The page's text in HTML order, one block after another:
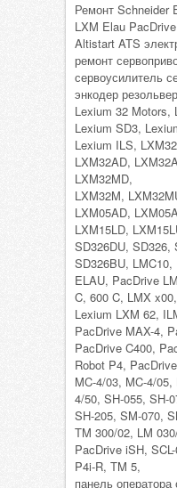
Ремонт Schneider
LXM Elau
Altistart ATS
ремонт
сервоусилитель
энкодер
Lexium 32 Motors,
Lexium SD3,
Lexium ILS,
LXM32AD,
LXM32MD,
LXM32M,
LXM05AD,
LXM15LD,
SD326DU, SD326,
SD326BU, LMC10,
ELAU, PacDrive
C, 600 C, LMX
Lexium LXM 62,
PacDrive MAX-4,
PacDrive C400,
Robot P4,
MC-4/03, MC-4/
4/50, SH-055, SH-
SH-205, SM-070,
TM 300/02, LM
PacDrive iSH,
P4i-R, TM 5,
панель